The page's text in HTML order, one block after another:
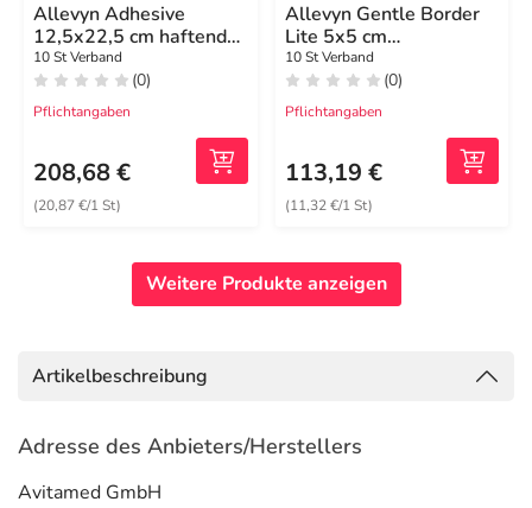
Allevyn Adhesive
12,5x22,5 cm haftende
Wundauflage
10 St Verband
(0)
Pflichtangaben
208,68 €
(20,87 €/1 St)
Allevyn Gentle Border
Lite 5x5 cm
Schaumverband
10 St Verband
(0)
Pflichtangaben
113,19 €
(11,32 €/1 St)
Weitere Produkte anzeigen
Artikelbeschreibung
Adresse des Anbieters/Herstellers
Avitamed GmbH